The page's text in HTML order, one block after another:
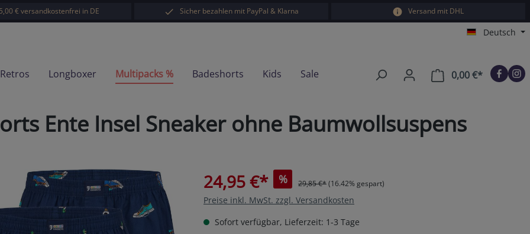
€ versandkostenfrei in DE Sicher bezahlen mit PayPal & Klarna Versand mit DHL
Deutsch
Longboxer Multipacks % Badeshorts Kids Sale 0,00 €*Warenkorb
Ente Insel Sneaker ohne Baumwollsuspens
24,95 €* % 29,85 €*(16.42% gespart)
Preise inkl. MwSt. zzgl. Versandkosten
Sofort verfügbar, Lieferzeit: 1-3 Tage